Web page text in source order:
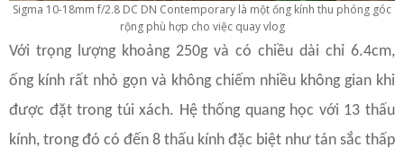
Sigma 10-18mm f/2.8 DC DN Contemporary là một ống kính thu phóng góc
rộng phù hợp cho việc quay vlog
Với trọng lượng khoảng 250g và có chiều dài chỉ 6.4cm,
ống kính rất nhỏ gọn và không chiếm nhiều không gian khi
được đặt trong túi xách. Hệ thống quang học với 13 thấu
kính, trong đó có đến 8 thấu kính đặc biệt như tán sắc thấp